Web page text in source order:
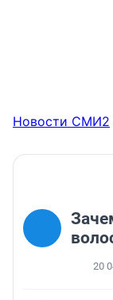
Новости СМИ2
20